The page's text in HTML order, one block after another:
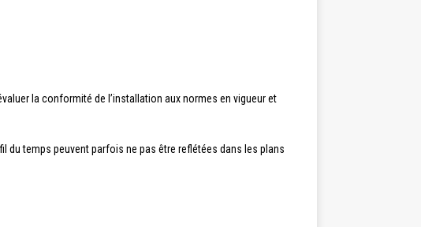
la conformité de l’installation aux normes en vigueur et
du temps peuvent parfois ne pas être reflétées dans les plans